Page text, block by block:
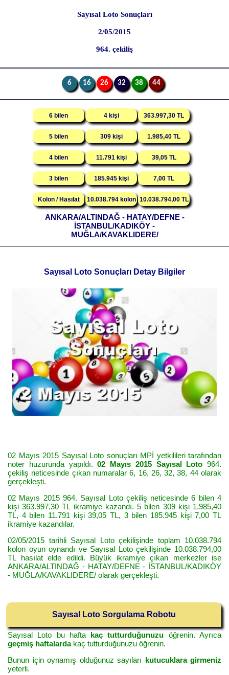
Sayısal Loto Sonuçları
2/05/2015
964. çekiliş
6 16 26 32 38 44
6 bilen 4 kişi 363.997,30 TL
5 bilen 309 kişi 1.985,40 TL
4 bilen 11.791 kişi 39,05 TL
3 bilen 185.945 kişi 7,00 TL
Kolon / Hasılat 10.038.794 kolon 10.038.794,00 TL
ANKARA/ALTINDAĞ - HATAY/DEFNE -
İSTANBUL/KADIKÖY -
MUĞLA/KAVAKLIDERE/
Sayısal Loto Sonuçları Detay Bilgiler
02 Mayıs 2015 Sayısal Loto sonuçları MPİ yetkilileri tarafından
noter huzurunda yapıldı.02 Mayıs 2015 Sayısal Loto 964.
çekiliş neticesinde çıkan numaralar 6, 16, 26, 32, 38, 44 olarak
gerçekleşti.
02 Mayıs 2015 964. Sayısal Loto çekiliş neticesinde 6 bilen 4
kişi 363.997,30 TL ikramiye kazandı. 5 bilen 309 kişi 1.985,40
TL, 4 bilen 11.791 kişi 39,05 TL, 3 bilen 185.945 kişi 7,00 TL
ikramiye kazandılar.
02/05/2015 tarihli Sayısal Loto çekilişinde toplam 10.038.794
kolon oyun oynandı ve Sayısal Loto çekilişinde 10.038.794,00
TL hasılat elde edildi. Büyük ikramiye çıkan merkezler ise
ANKARA/ALTINDAĞ - HATAY/DEFNE - İSTANBUL/KADIKÖY
- MUĞLA/KAVAKLIDERE/ olarak gerçekleşti.
Sayısal Loto Sorgulama Robotu
Sayısal Loto bu hafta kaç tutturduğunuzu öğrenin. Ayrıca
geçmiş haftalardakaç tutturduğunuzu öğrenin.
Bunun için oynamış olduğunuz sayıları kutucuklara girmeniz
yeterli.